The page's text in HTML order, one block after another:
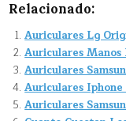
Relacionado:
Auriculares Lg
Auriculares Manos
Auriculares
Auriculares
Auriculares